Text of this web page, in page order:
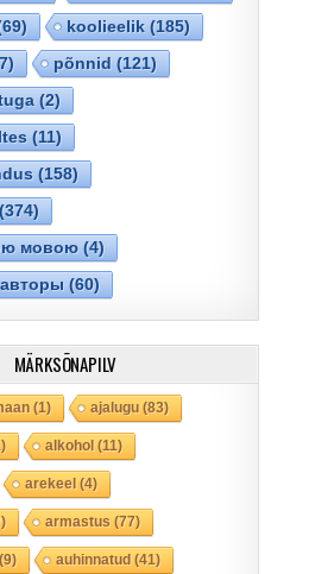
koolieelik(185)
põnnid (121)
(2)
(11)
(158)
(374)
мовою(4)
авторы(60)
MÄRKSÕNAPILV
(1) ajalugu(83)
alkohol(11)
arekeel(4)
armastus(77)
auhinnatud(41)